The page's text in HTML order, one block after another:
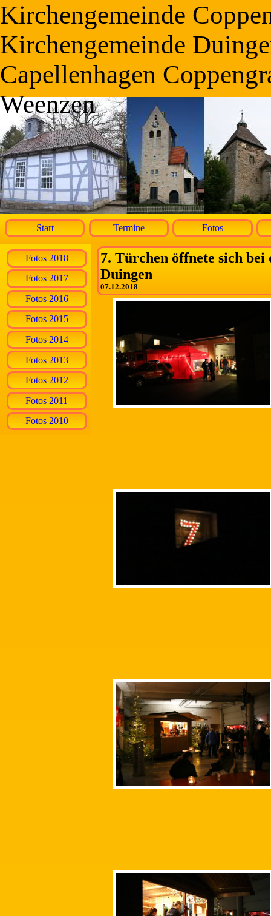
Kirchengemeinde
Kirchengemeinde
Capellenhagen
Weenzen
Start Termine Fotos
Fotos 2018
Fotos 2017
Fotos 2016
Fotos 2015
Fotos 2014
Fotos 2013
Fotos 2012
Fotos 2011
Fotos 2010
7. Türchen öffnete sich
Duingen
07.12.2018